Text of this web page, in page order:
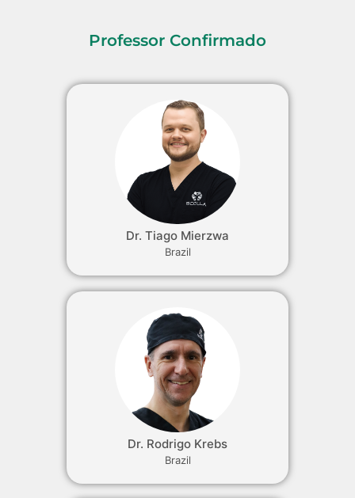
Professor Confirmado
Dr. Tiago Mierzwa
Brazil
Dr. Rodrigo Krebs
Brazil